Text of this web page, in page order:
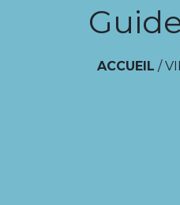
ACCUEIL /